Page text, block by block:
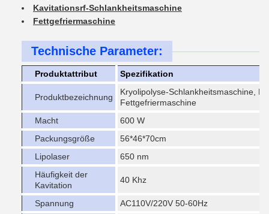
Kavitationsrf-Schlankheitsmaschine
Fettgefriermaschine
Technische Parameter:
Produktattribut Spezifikation
Produktbezeichnung
Kryolipolyse-Schlankheitsmaschine,
Fettgefriermaschine
Macht
600 W
Packungsgröße
56*46*70cm
Lipolaser
650 nm
Häufigkeit der
Kavitation
40 Khz
Spannung
AC110V/220V 50-60Hz